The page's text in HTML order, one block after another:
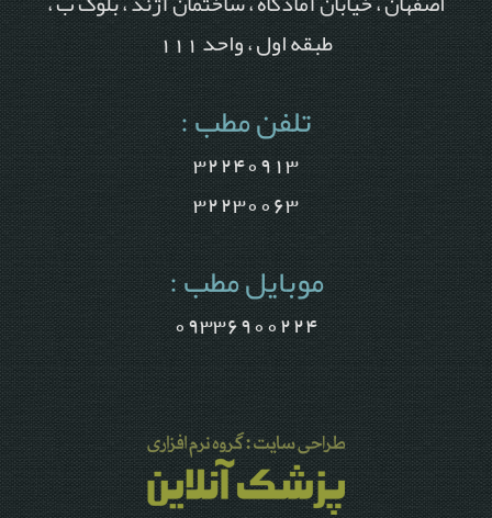
طبقه اول ، واحد 111
تلفن مطب :
32240913
32230063
موبایل مطب :
09336900224